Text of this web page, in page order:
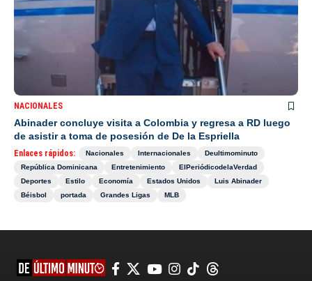
NACIONALES
Abinader concluye visita a Colombia y regresa a RD luego
de asistir a toma de posesión de De la Espriella
Enlaces rápidos: Nacionales Internacionales
Deultimominuto
República Dominicana
Entretenimiento
ElPeriódicodelaVerdad
Deportes
Estilo Economía Estados Unidos
Luis Abinader
Béisbol
portada Grandes Ligas MLB